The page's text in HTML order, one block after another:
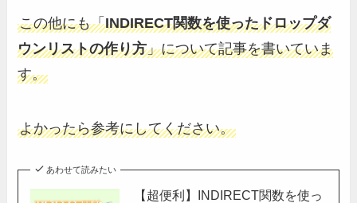
この他にも「INDIRECT関数を使ったドロップダ
ウンリストの作り方」について記事を書いていま
す。
よかったら参考にしてください。
あわせて読みたい
【超便利】INDIRECT関数を使っ